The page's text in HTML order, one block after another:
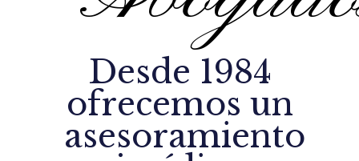
Desde 1984
ofrecemos un
asesoramiento